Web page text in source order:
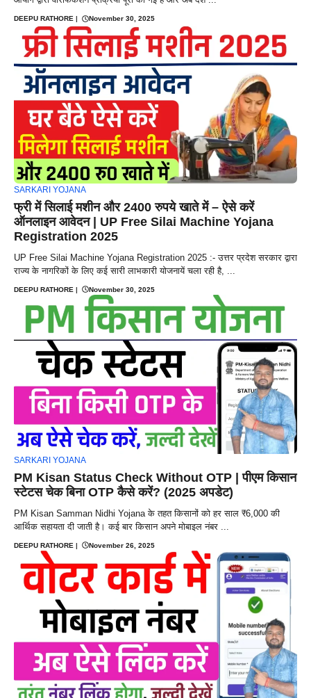
DEEPU RATHORE | November 30, 2025
SARKARI YOJANA
फ्री में सिलाई मशीन और 2400 रुपये खाते में – ऐसे करें
ऑनलाइन आवेदन | UP Free Silai Machine Yojana
Registration 2025
UP Free Silai Machine Yojana Registration 2025 :- उत्तर प्रदेश सरकार द्वारा
राज्य के नागरिकों के लिए कई सारी लाभकारी योजनायें चला रही है, ...
DEEPU RATHORE | November 30, 2025
SARKARI YOJANA
PM Kisan Status Check Without OTP | पीएम किसान
स्टेटस चेक बिना OTP कैसे करें? (2025 अपडेट)
PM Kisan Samman Nidhi Yojana के तहत किसानों को हर साल ₹6,000 की
आर्थिक सहायता दी जाती है। कई बार किसान अपने मोबाइल नंबर ...
DEEPU RATHORE | November 26, 2025